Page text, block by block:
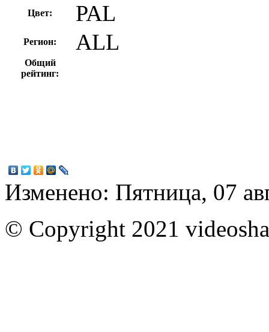
Цвет: PAL
Регион: ALL
Общий
рейтинг:
Изменено: Пятница, 07
© Copyright 2021